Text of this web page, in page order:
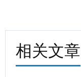
相关文章